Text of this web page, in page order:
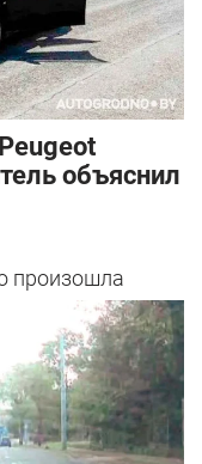
объяснил
произошла
Mazda и